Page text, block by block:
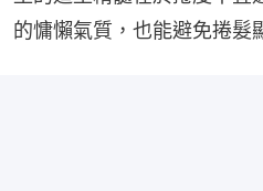
的慵懶氣質，也能避免捲髮